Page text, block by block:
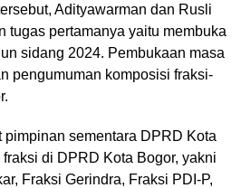
Adityawarman dan Rusli
tugas pertamanya yaitu membuka
sidang 2024. Pembukaan masa
pengumuman komposisi fraksi-
pimpinan sementara DPRD Kota
di DPRD Kota Bogor, yakni
Fraksi Gerindra, Fraksi PDI-P,